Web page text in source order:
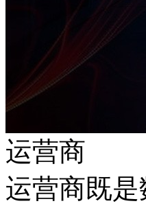
运营商
运营商既是